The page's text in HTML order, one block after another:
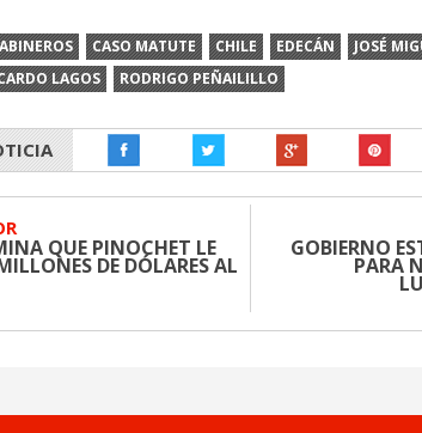
CASO MATUTE CHILE EDECÁN JOSÉ
LAGOS RODRIGO PEÑAILILLO
QUE PINOCHET LE
DE DÓLARES AL
GOBIERNO
PARA